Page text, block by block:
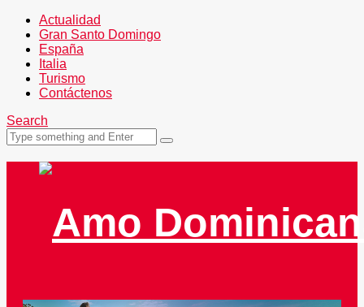
Actualidad
Gran Santo Domingo
España
Italia
Turismo
Contáctenos
Search